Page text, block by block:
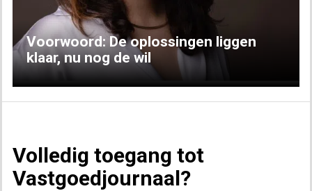
Voorwoord: De oplossingen liggen
klaar, nu nog de wil
Volledig toegang tot
Vastgoedjournaal?